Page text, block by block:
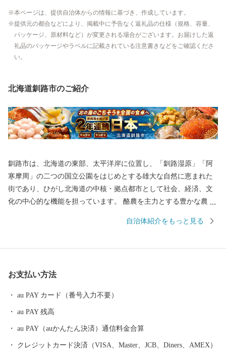
本ページは、提供自治体からの情報に基づき、作成しています。
提供元の都合などにより、掲載中に予告なく返礼品の仕様（規格、容量、
パッケージ、原材料など）が変更される場合がございます。お届けした返
礼品のパッケージやラベルに記載されている注意書きなどをご確認くださ
い。
北海道釧路市のご紹介
釧路市は、北海道の東部、太平洋岸に位置し、「釧路湿原」「阿
寒摩周」の二つの国立公園をはじめとする雄大な自然に恵まれた
街であり、ひがし北海道の中核・拠点都市として社会、経済、文
化の中心的な機能を担っています。 酪農を主力とする豊かな農業
を誇る水産業など、日本の食料基地といえる地域です。 安全・安
製紙工場のほか、全国唯一の石炭鉱業所が操業しており地域の主
められている北海道横断自動車道(高速道路)の完成により今後、飛
躍的に物流機能が高まるものと期待されています。 また、特別天
然記念物｢タンチョウ｣や「阿寒湖のマリモ」をはじめとする世界
自治体紹介をもっと見る
お支払い方法
au PAY カード（番号入力不要）
au PAY 残高
au PAY（auかんたん決済）通信料金合算
クレジットカード決済（VISA、Master、JCB、Diners、AMEX）